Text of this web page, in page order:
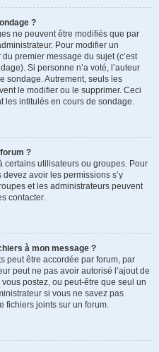
?
ne peuvent être modifiés que par
Pour modifier un
du premier message du sujet (c’est
Si personne n’a voté, l’auteur
sondage. Autrement, seuls les
le modifier ou le supprimer. Ceci
les intitulés en cours de sondage.
?
certains utilisateurs ou groupes. Pour
devez avoir les permissions s’y
et les administrateurs peuvent
contacter.
à mon message ?
peut être accordée par forum, par
peut ne pas avoir autorisé l’ajout de
postez, ou peut-être que seul un
si vous ne savez pas
fichiers joints sur un forum.